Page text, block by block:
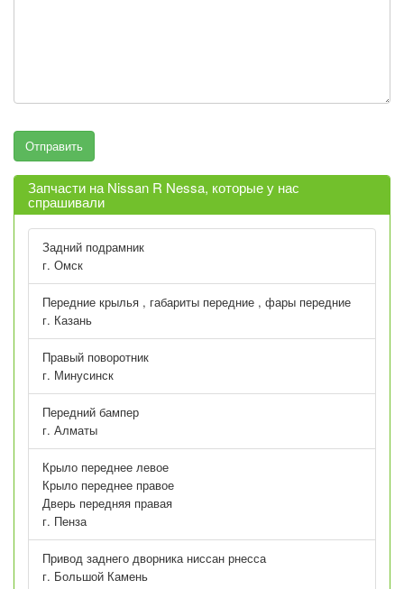
Запчасти на Nissan R Nessa, которые у нас
спрашивали
Задний подрамник
г. Омск
Передние крылья , габариты передние , фары передние
г. Казань
Правый поворотник
г. Минусинск
Передний бампер
г. Алматы
Крыло переднее левое
Крыло переднее правое
Дверь передняя правая
г. Пенза
Привод заднего дворника ниссан рнесса
г. Большой Камень